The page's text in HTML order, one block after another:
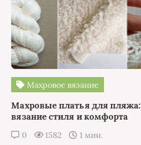
Махровое вязание
Махровые платья для пляжа:
вязание стиля и комфорта
0 1582 1 мин.